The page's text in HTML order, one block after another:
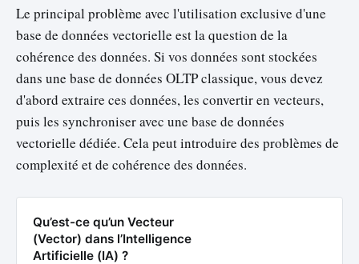
Le principal problème avec l'utilisation exclusive d'une
base de données vectorielle est la question de la
cohérence des données. Si vos données sont stockées
dans une base de données OLTP classique, vous devez
d'abord extraire ces données, les convertir en vecteurs,
puis les synchroniser avec une base de données
vectorielle dédiée. Cela peut introduire des problèmes de
complexité et de cohérence des données.
Qu’est-ce qu’un Vecteur
(Vector) dans l’Intelligence
Artificielle (IA) ?